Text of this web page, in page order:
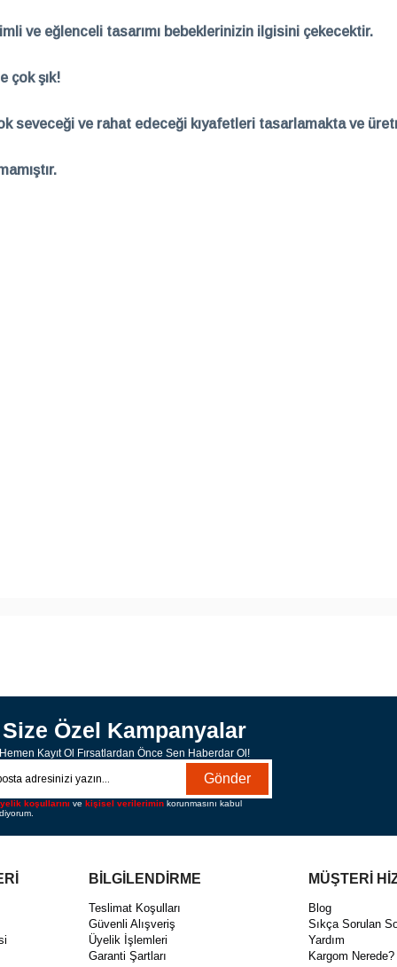
ve eğlenceli tasarımı bebeklerinizin ilgisini çekecektir.
çok şık!
seveceği ve rahat edeceği kıyafetleri tasarlamakta ve
Size Özel Kampanyalar
Hemen Kayıt Ol Fırsatlardan Önce Sen Haberdar Ol!
Gönder
koşullarını vekişisel verilerimin korunmasını kabul
BİLGİLENDİRME
Teslimat Koşulları
Güvenli Alışveriş
Üyelik İşlemleri
Garanti Şartları
MÜŞTERİ
Blog
Sıkça Sorulan
Yardım
Kargom Nerede?